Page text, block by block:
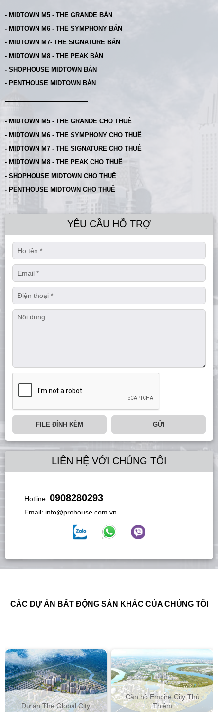
- MIDTOWN M5 - THE GRANDE BÁN
- MIDTOWN M6 - THE SYMPHONY BÁN
- MIDTOWN M7- THE SIGNATURE BÁN
- MIDTOWN M8 - THE PEAK BÁN
- SHOPHOUSE MIDTOWN BÁN
- PENTHOUSE MIDTOWN BÁN
- MIDTOWN M5 - THE GRANDE CHO THUÊ
- MIDTOWN M6 - THE SYMPHONY CHO THUÊ
- MIDTOWN M7 - THE SIGNATURE CHO THUÊ
- MIDTOWN M8 - THE PEAK CHO THUÊ
- SHOPHOUSE MIDTOWN CHO THUÊ
- PENTHOUSE MIDTOWN CHO THUÊ
YÊU CẦU HỖ TRỢ
FILE ĐÍNH KÈM GỬI
LIÊN HỆ VỚI CHÚNG TÔI
Hotline: 0908280293
Email: info@prohouse.com.vn
CÁC DỰ ÁN BẤT ĐỘNG SẢN KHÁC CỦA CHÚNG TÔI
Dự án The Global City
Căn hộ Empire City Thủ
Thiêm